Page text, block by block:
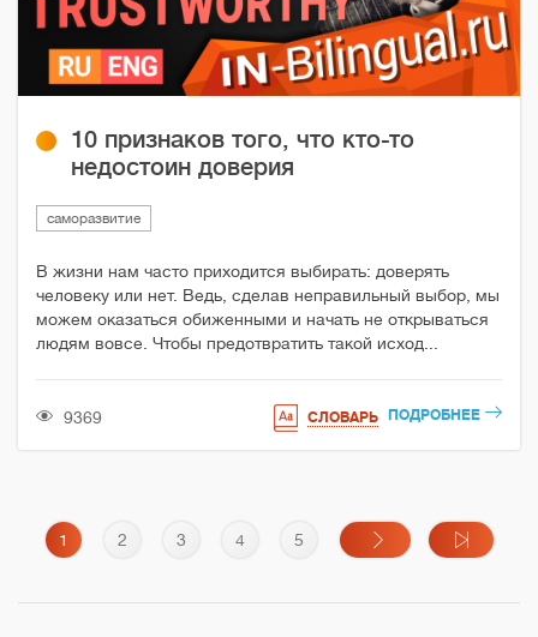
10 признаков того, что кто-то
недостоин доверия
саморазвитие
В жизни нам часто приходится выбирать: доверять
человеку или нет. Ведь, сделав неправильный выбор, мы
можем оказаться обиженными и начать не открываться
людям вовсе. Чтобы предотвратить такой исход...
9369 СЛОВАРЬ ПОДРОБНЕЕ
1 2 3 4 5